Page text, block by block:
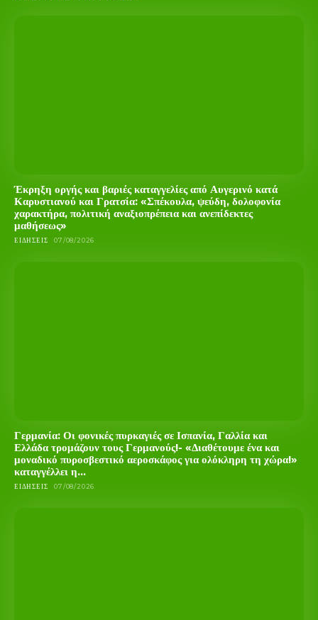
Έκρηξη οργής και βαριές καταγγελίες από Αυγερινό κατά
Καρυστιανού και Γρατσία: «Σπέκουλα, ψεύδη, δολοφονία
χαρακτήρα, πολιτική αναξιοπρέπεια και ανεπίδεκτες
μαθήσεως»
ΕΙΔΉΣΕΙΣ 07/08/2026
Γερμανία: Οι φονικές πυρκαγιές σε Ισπανία, Γαλλία και
Ελλάδα τρομάζουν τους Γερμανούς!- «Διαθέτουμε ένα και
μοναδικό πυροσβεστικό αεροσκάφος για ολόκληρη τη χώρα!»
καταγγέλλει η...
ΕΙΔΉΣΕΙΣ 07/08/2026